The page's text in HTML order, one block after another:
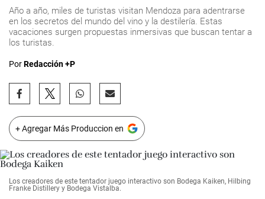
Año a año, miles de turistas visitan Mendoza para adentrarse
en los secretos del mundo del vino y la destilería. Estas
vacaciones surgen propuestas inmersivas que buscan tentar a
los turistas.
PorRedacción +P
+ Agregar Más Produccion en
Los creadores de este tentador juego interactivo son Bodega Kaiken, Hilbing
Franke Distillery y Bodega Vistalba.